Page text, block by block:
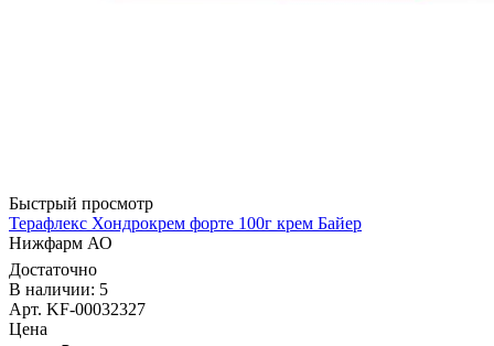
Быстрый просмотр
Терафлекс Хондрокрем форте 100г крем Байер
Нижфарм АО
Достаточно
В наличии: 5
Арт. KF-00032327
Цена